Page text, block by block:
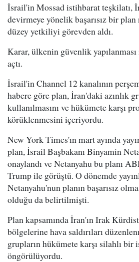
İsrail'in Mossad istihbarat teşkilatı,
devirmeye yönelik başarısız bir
düzey yetkiliyi görevden aldı.
Karar, ülkenin güvenlik
açtı.
İsrail'in Channel 12 kanalının
habere göre plan, İran'daki azınlık
kullanılmasını ve hükümete karşı
körüklenmesini içeriyordu.
New York Times'ın mart ayında
plan, İsrail Başbakanı Binyamin
onaylandı ve Netanyahu bu planı
Trump ile görüştü. O dönemde
Netanyahu'nun planın başarısız
olduğu da belirtilmişti.
Plan kapsamında İran'ın Irak
bölgelerine hava saldırıları
grupların hükümete karşı silahlı bir
öngörülüyordu.